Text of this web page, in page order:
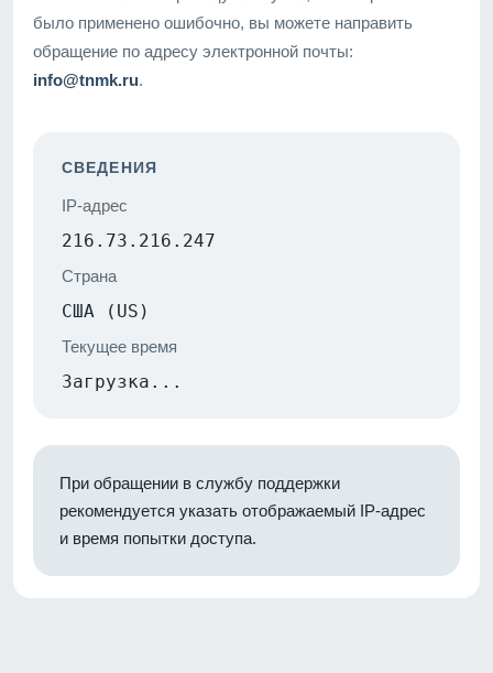
было применено ошибочно, вы можете направить
обращение по адресу электронной почты:
info@tnmk.ru.
СВЕДЕНИЯ
IP-адрес
216.73.216.247
Страна
США (US)
Текущее время
Загрузка...
При обращении в службу поддержки
рекомендуется указать отображаемый IP-адрес
и время попытки доступа.